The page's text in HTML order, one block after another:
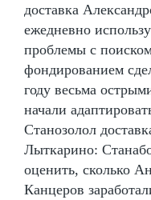
доставка
ежедневно
проблемы с
фондированием
году весьма
начали
Станозолол
Лыткарино:
оценить, сколько
Канцеров